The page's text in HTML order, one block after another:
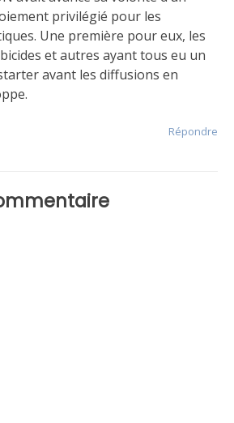
privilégié pour les
Une première pour eux, les
et autres ayant tous eu un
avant les diffusions en
Répondre